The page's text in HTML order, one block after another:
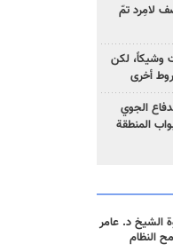
لامِرد تمّ
وشيكاً، لكن
أخرى
الجوي
المنطقة
الشيخ د. عامر
النظام